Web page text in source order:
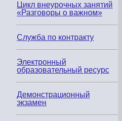
ГБПОУ
«Колледж
сферы
услуг»
обнаружено
Объём
Цикл внеурочных занятий
«Разговоры о важном»
Служба по контракту
Электронный
образовательный ресурс
Демонстрационный
экзамен